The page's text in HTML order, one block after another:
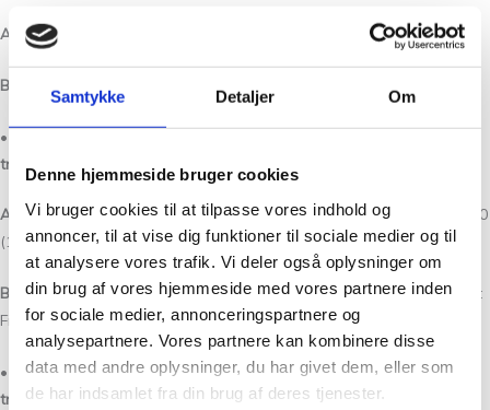
Samtykke Detaljer Om
Denne hjemmeside bruger cookies
Vi bruger cookies til at tilpasse vores indhold og
annoncer, til at vise dig funktioner til sociale medier og til
at analysere vores trafik. Vi deler også oplysninger om
din brug af vores hjemmeside med vores partnere inden
for sociale medier, annonceringspartnere og
analysepartnere. Vores partnere kan kombinere disse
data med andre oplysninger, du har givet dem, eller som
de har indsamlet fra din brug af deres tjenester.
A: 125 (200) 200 (200) 200 (225)g
B:
• Alpaca 2, Isager (250m/50g) og Soft Fine, Isager (150m/25g) –
tråd af hver.
A: 100 (100) 100 (100) 100 (150)g Alpaca 2 og75 (100) 100 (100) 100
(125)g Soft Fine
B: 50 (50) 50 (50) 50 (100)g Alpaca 2og 50 (50) 50 (50) 50 (75)g
Soft
Fine
• Highland, Isager (275m/50g)ogSilk Mohair, Isager (212m/25g) –
tråde Highland og én tråd Silk Mohair.